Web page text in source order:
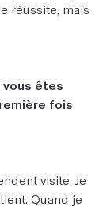
réussite, mais
vous êtes
fois
visite. Je
Quand je